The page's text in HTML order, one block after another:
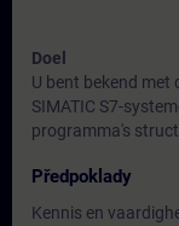
Doel
U bent bekend
SIMATIC S7-
programma's
Předpoklady
Kennis en